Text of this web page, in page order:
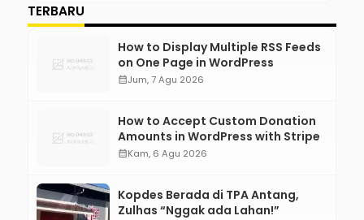
TERBARU
How to Display Multiple RSS Feeds
on One Page in WordPress
calendar_monthJum, 7 Agu 2026
How to Accept Custom Donation
Amounts in WordPress with Stripe
calendar_monthKam, 6 Agu 2026
Kopdes Berada di TPA Antang,
Zulhas “Nggak ada Lahan!”